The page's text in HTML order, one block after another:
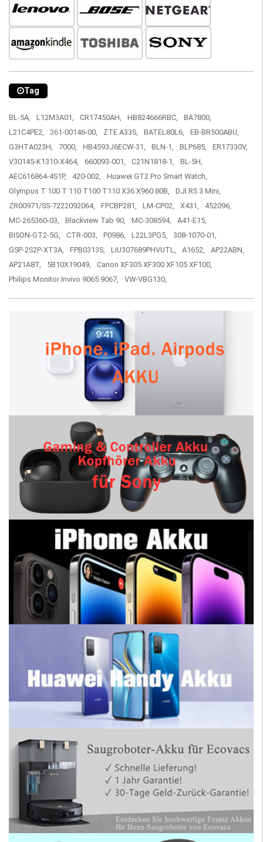
Tag
BL-5A, L12M3A01, CR17450AH, HB824666RBC,
BA7800,
L21C4PE2,
361-00146-00, ZTE A33S, BATEL80L6,
EB-BR500ABU,
G3HTA023H,
7000, HB4593J6ECW-31, BLN-1, BLP685,
ER17330V,
V30145-K1310-X464,
660093-001, C21N1818-1,
BL-5H,
AEC616864-4S1P,
420-002,
Huawei GT2 Pro Smart Watch,
Olympus T 100 T 110 T100 T110 X36 X960 80B,
DJI RS 3 Mini,
ZR00971/SS-7222092064,
FPCBP281, LM-CP02, X431,
452096,
MC-265360-03,
Blackview Tab 90, MC-308594,
A41-E15,
BISON-GT2-5G,
CTR-003, P0986, L22L3PG5,
308-1070-01,
GSP-2S2P-XT3A,
FPB0313S, LiU307689PHVUTL, A1652,
AP22ABN,
AP21A8T,
5B10X19049,
Canon XF305 XF300 XF105 XF100,
Philips Monitor Invivo 9065 9067,
VW-VBG130,